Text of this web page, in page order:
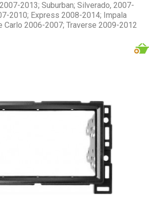
2013; Suburban; Silverado, 2007-
2010; Express 2008-2014; Impala
Carlo 2006-2007; Traverse 2009-2012
Lucerne 2006-2011
2008-2013; Sierra, Yukon
Vue 2008-2009